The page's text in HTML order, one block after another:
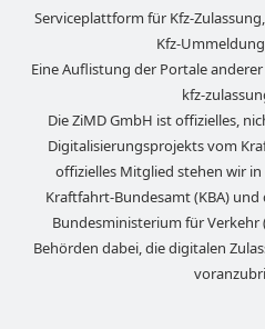
Nordrhein-Westfalen
Rheinland-Pfalz
Saarland
Sachsen
Sachsen-Anhalt
Thüringen
Serviceplattform für Kfz-
Kfz-
Eine Auflistung der Portale
kfz-
Die ZiMD GmbH ist offizielles,
Digitalisierungsprojekts vom
offizielles Mitglied stehen wir
Kraftfahrt-Bundesamt (KBA)
Bundesministerium für
Behörden dabei, die digitalen